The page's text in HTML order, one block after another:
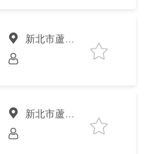
新北市蘆洲區
新北市蘆洲區